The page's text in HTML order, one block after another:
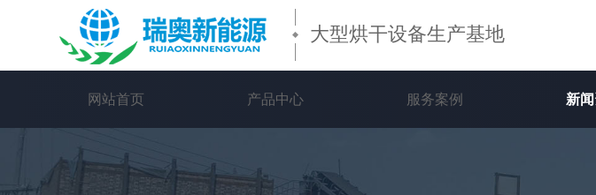
大型烘干设备生产基地
网站首页 产品中心 服务案例 新